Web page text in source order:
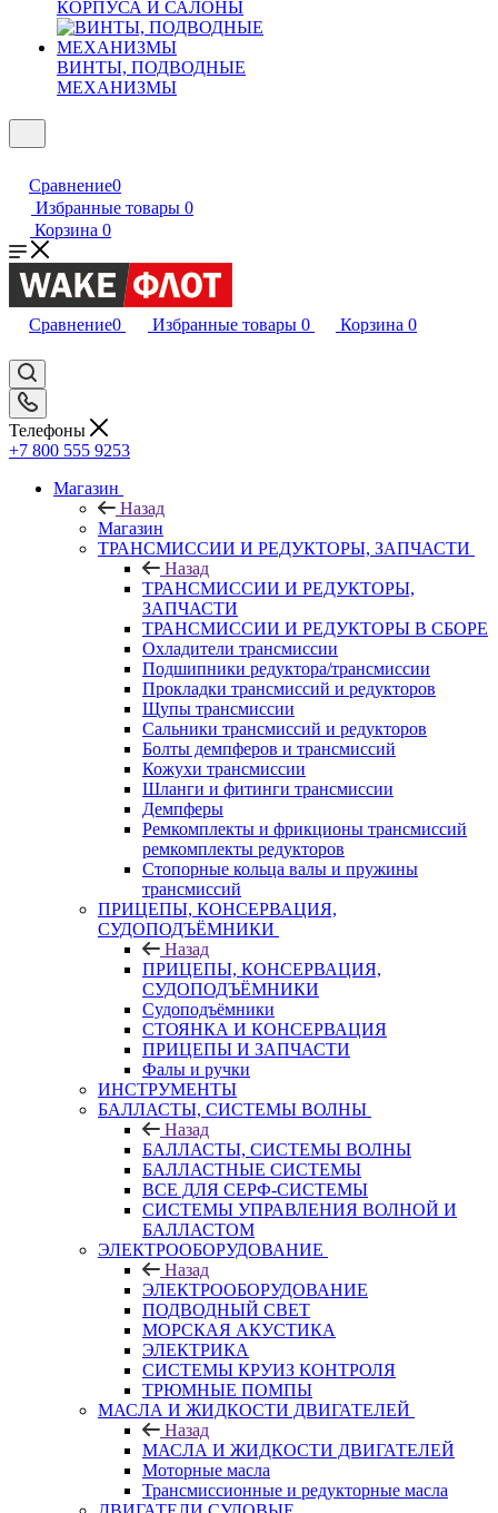
КОРПУСА И САЛОНЫ
ВИНТЫ, ПОДВОДНЫЕ
МЕХАНИЗМЫ
Сравнение0
Избранные товары 0
Корзина 0
Сравнение0 Избранные товары 0 Корзина 0
Телефоны
+7 800 555 9253
Магазин
Назад
Магазин
ТРАНСМИССИИ И РЕДУКТОРЫ, ЗАПЧАСТИ
Назад
ТРАНСМИССИИ И РЕДУКТОРЫ,
ЗАПЧАСТИ
ТРАНСМИССИИ И РЕДУКТОРЫ В СБОРЕ
Охладители трансмиссии
Подшипники редуктора/трансмиссии
Прокладки трансмиссий и редукторов
Щупы трансмиссии
Сальники трансмиссий и редукторов
Болты демпферов и трансмиссий
Кожухи трансмиссии
Шланги и фитинги трансмиссии
Демпферы
Ремкомплекты и фрикционы трансмиссий
ремкомплекты редукторов
Стопорные кольца валы и пружины
трансмиссий
ПРИЦЕПЫ, КОНСЕРВАЦИЯ,
СУДОПОДЪЁМНИКИ
Назад
ПРИЦЕПЫ, КОНСЕРВАЦИЯ,
СУДОПОДЪЁМНИКИ
Судоподъёмники
СТОЯНКА И КОНСЕРВАЦИЯ
ПРИЦЕПЫ И ЗАПЧАСТИ
Фалы и ручки
ИНСТРУМЕНТЫ
БАЛЛАСТЫ, СИСТЕМЫ ВОЛНЫ
Назад
БАЛЛАСТЫ, СИСТЕМЫ ВОЛНЫ
БАЛЛАСТНЫЕ СИСТЕМЫ
ВСЕ ДЛЯ СЕРФ-СИСТЕМЫ
СИСТЕМЫ УПРАВЛЕНИЯ ВОЛНОЙ И
БАЛЛАСТОМ
ЭЛЕКТРООБОРУДОВАНИЕ
Назад
ЭЛЕКТРООБОРУДОВАНИЕ
ПОДВОДНЫЙ СВЕТ
МОРСКАЯ АКУСТИКА
ЭЛЕКТРИКА
СИСТЕМЫ КРУИЗ КОНТРОЛЯ
ТРЮМНЫЕ ПОМПЫ
МАСЛА И ЖИДКОСТИ ДВИГАТЕЛЕЙ
Назад
МАСЛА И ЖИДКОСТИ ДВИГАТЕЛЕЙ
Моторные масла
Трансмиссионные и редукторные масла